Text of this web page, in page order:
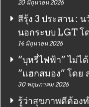
20 มิถุนายน 2026
สีรุ้ง 3 ประสาน :
นอกระบบ LGT โ
14 มิถุนายน 2026
“บุหรี่ไฟฟ้า” ไม่
“แฮกสมอง” โดย
30 พฤษภาคม 2026
รู้ว่าสุขภาพดีต้อง